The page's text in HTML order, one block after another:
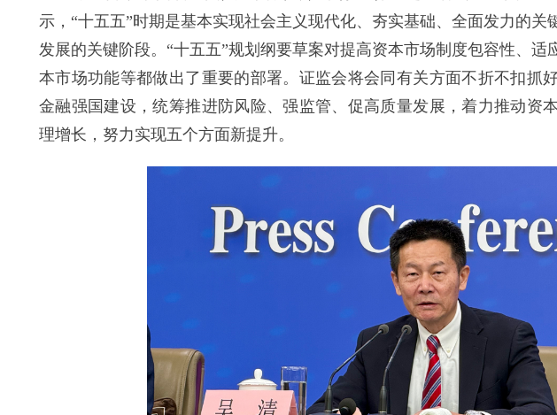
示，“十五五”时期是基本实现社会主义现代化、夯实基础、全面发力的关
发展的关键阶段。“十五五”规划纲要草案对提高资本市场制度包容性、适
本市场功能等都做出了重要的部署。证监会将会同有关方面不折不扣抓
金融强国建设，统筹推进防风险、强监管、促高质量发展，着力推动资
理增长，努力实现五个方面新提升。